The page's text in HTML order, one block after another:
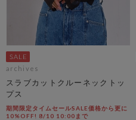
archives
スラブカットクルーネックトッ
プス
期間限定タイムセールSALE価格から更に
10%OFF! 8/10 10:00まで